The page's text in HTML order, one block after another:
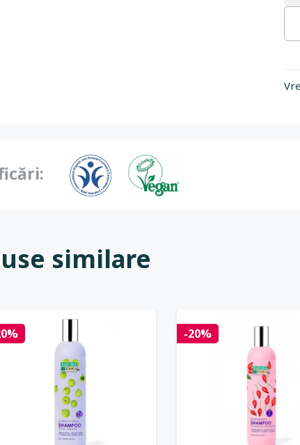
similare
-20%